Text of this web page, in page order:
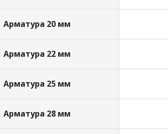
Арматура 20 мм
Арматура 22 мм
Арматура 25 мм
Арматура 28 мм